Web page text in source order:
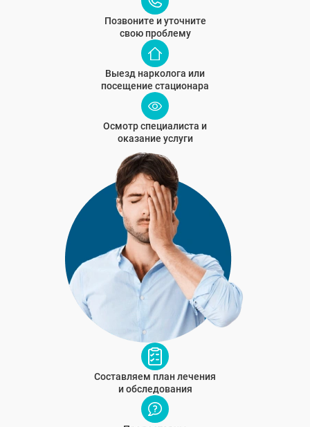
Позвоните и уточните
свою проблему
Выезд нарколога или
посещение стационара
Осмотр специалиста и
оказание услуги
Составляем план лечения
и обследования